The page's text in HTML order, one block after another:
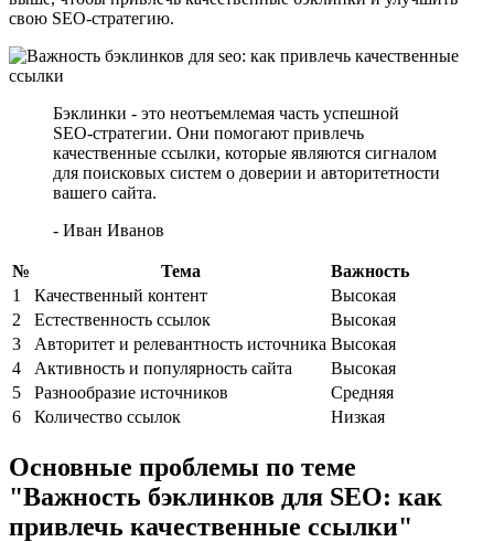
свою SEO-стратегию.
Бэклинки - это неотъемлемая часть успешной
SEO-стратегии. Они помогают привлечь
качественные ссылки, которые являются сигналом
для поисковых систем о доверии и авторитетности
вашего сайта.
- Иван Иванов
№ Тема
Важность
1
Качественный контент
Высокая
2
Естественность ссылок
Высокая
3
Авторитет и релевантность источника Высокая
4
Активность и популярность сайта
Высокая
5
Разнообразие источников
Средняя
6
Количество ссылок Низкая
Основные проблемы по теме
"Важность бэклинков для SEO: как
привлечь качественные ссылки"